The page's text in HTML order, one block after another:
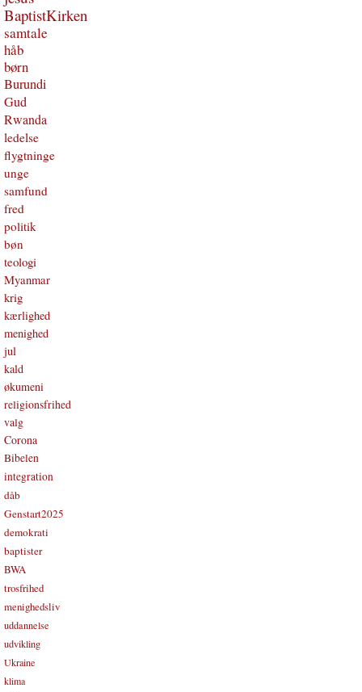
BaptistKirken
samtale
håb
børn
Burundi
Gud
Rwanda
ledelse
flygtninge
unge
samfund
fred
politik
bøn
teologi
Myanmar
krig
kærlighed
menighed
jul
kald
økumeni
religionsfrihed
valg
Corona
Bibelen
integration
dåb
Genstart2025
demokrati
baptister
BWA
trosfrihed
menighedsliv
uddannelse
udvikling
Ukraine
klima